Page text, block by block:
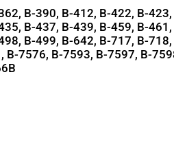
B-390, B-412, B-422, B-423,
B-437, B-439, B-459, B-461,
B-499, B-642, B-717, B-718,
B-7576, B-7593, B-7597, B-